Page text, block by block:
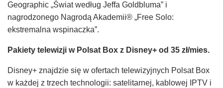
Geographic „Świat według Jeffa Goldbluma” i
nagrodzonego Nagrodą Akademii® „Free Solo:
ekstremalna wspinaczka”.
Pakiety telewizji w Polsat Box z Disney+ od 35 zł/mies.
Disney+ znajdzie się w ofertach telewizyjnych Polsat Box
w każdej z trzech technologii: satelitarnej, kablowej IPTV i